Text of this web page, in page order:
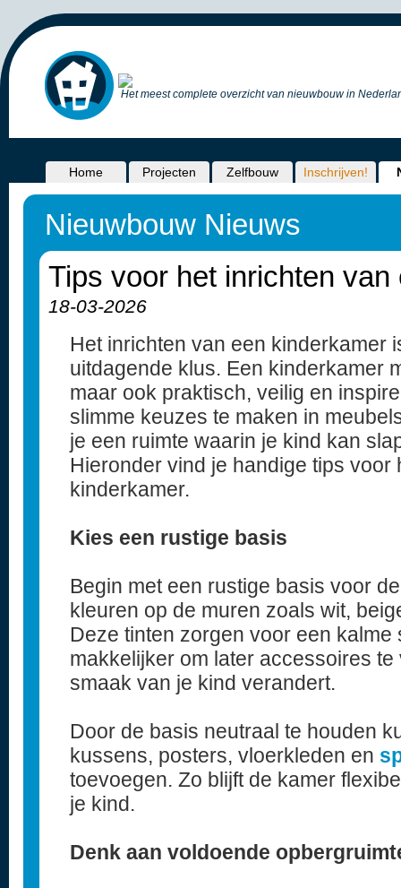
Het meest complete overzicht van nieuwbouw in
Home Projecten Zelfbouw Inschrijven!
Nieuwbouw Nieuws
Tips voor het inrichten
18-03-2026
Het inrichten van een kinderkamer
uitdagende klus. Een kinderkamer
maar ook praktisch, veilig en
slimme keuzes te maken in
je een ruimte waarin je kind kan
Hieronder vind je handige tips voor
kinderkamer.
Kies een rustige basis
Begin met een rustige basis voor
kleuren op de muren zoals wit,
Deze tinten zorgen voor een kalme
makkelijker om later accessoires
smaak van je kind verandert.
Door de basis neutraal te houden
kussens, posters, vloerkleden en
toevoegen. Zo blijft de kamer
je kind.
Denk aan voldoende